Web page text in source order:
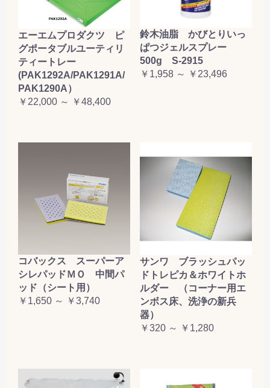
エーエムプロダクツ ピ
グポータブルユーティリ
ティートレー
(PAK1292A/PAK1291A/
PAK1290A）
￥22,000 ～ ￥48,400
鈴木油脂 かびとりいっ
ぱつジェルスプレー
500g S-2915
￥1,958 ～ ￥23,496
コバックス スーパーア
シレパッドＭＯ 中間パ
ッド（シート用）
￥1,650 ～ ￥3,740
サンワ ブラッシュパッ
ドトレピカ＆ホワイトホ
ルダー （コーナー用エ
ンボス床、洗浄の新兵
器）
￥320 ～ ￥1,280